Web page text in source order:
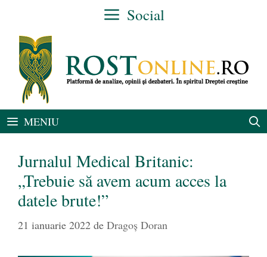
conținut
Social
MENIU
Jurnalul Medical Britanic:
„Trebuie să avem acum acces la
datele brute!”
21 ianuarie 2022 de Dragoș Doran